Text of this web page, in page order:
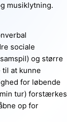
musiklytning.
sociale
og større
at kunne
for løbende
tur) forstærkes
op for